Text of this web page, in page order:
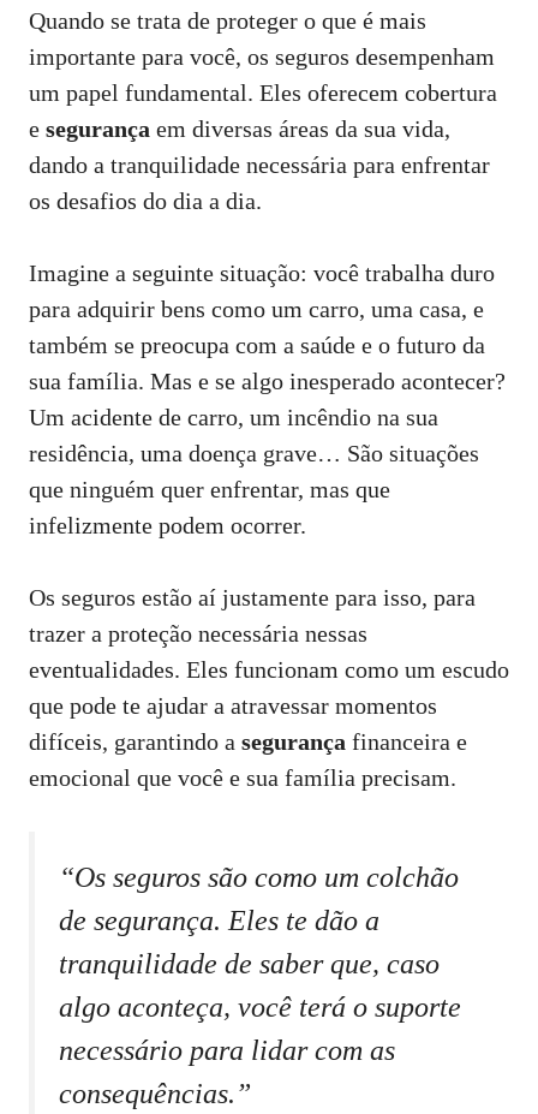
Quando se trata de proteger o que é mais
importante para você, os seguros desempenham
um papel fundamental. Eles oferecem cobertura
e segurança em diversas áreas da sua vida,
dando a tranquilidade necessária para enfrentar
os desafios do dia a dia.
Imagine a seguinte situação: você trabalha duro
para adquirir bens como um carro, uma casa, e
também se preocupa com a saúde e o futuro da
sua família. Mas e se algo inesperado acontecer?
Um acidente de carro, um incêndio na sua
residência, uma doença grave… São situações
que ninguém quer enfrentar, mas que
infelizmente podem ocorrer.
Os seguros estão aí justamente para isso, para
trazer a proteção necessária nessas
eventualidades. Eles funcionam como um escudo
que pode te ajudar a atravessar momentos
difíceis, garantindo a segurança financeira e
emocional que você e sua família precisam.
“Os seguros são como um colchão
de segurança. Eles te dão a
tranquilidade de saber que, caso
algo aconteça, você terá o suporte
necessário para lidar com as
consequências.”